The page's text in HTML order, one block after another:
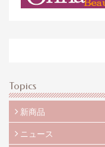
Topics
新商品
ニュース